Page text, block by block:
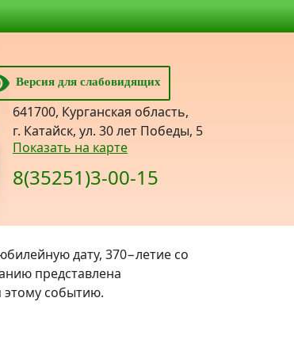
Версия для слабовидящих
641700, Курганская область,
г. Катайск, ул. 30 лет Победы, 5
Показать на карте
8(35251)3-00-15
дату, 370−летие со
представлена
этому событию.